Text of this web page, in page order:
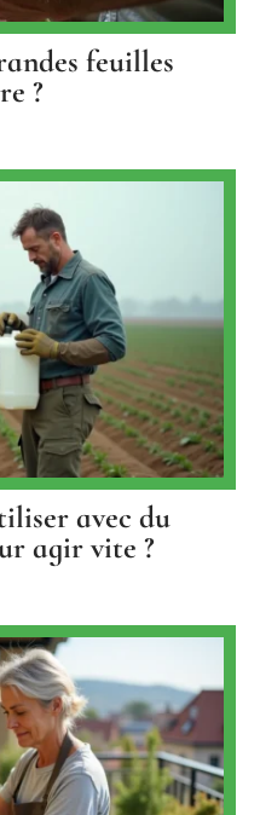
feuilles
?
avec du
agir vite ?